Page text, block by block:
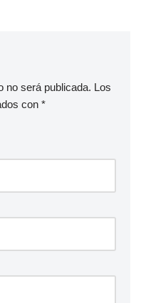
no será publicada. Los
con *